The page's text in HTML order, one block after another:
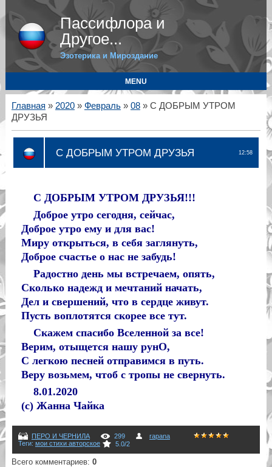
Пассифлора и
Другое...
Эзотерика и Мироздание
MENU
Главная » 2020 » Февраль » 08» С ДОБРЫМ УТРОМ
ДРУЗЬЯ
12:58
С ДОБРЫМ УТРОМ ДРУЗЬЯ
С ДОБРЫМ УТРОМ ДРУЗЬЯ!!!
Доброе утро сегодня, сейчас,
Доброе утро ему и для вас!
Миру открыться, в себя заглянуть,
Доброе счастье о нас не забудь!
Радостно день мы встречаем, опять,
Сколько надежд и мечтаний начать,
Дел и свершений, что в сердце живут.
Пусть воплотятся скорее все тут.
Скажем спасибо Вселенной за все!
Верим, отыщется нашу рунО,
С легкою песней отправимся в путь.
Веру возьмем, чтоб с тропы не свернуть.
8.01.2020
(с) Жанна Чайка
ПЕРО И ЧЕРНИЛА 299
rapana
Теги: мои стихи авторское 5.0/2
Всего комментариев: 0